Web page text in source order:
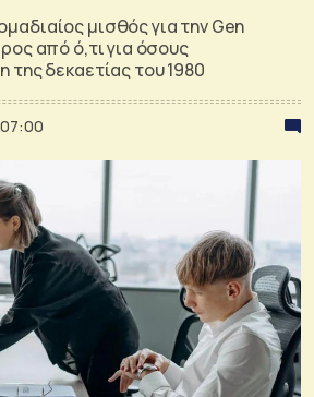
μισθός για την Gen
από ό,τι για όσους
της δεκαετίας του 1980